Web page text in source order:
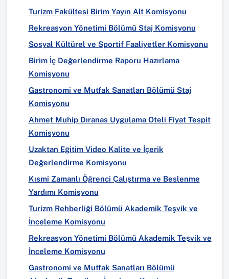
Turizm Fakültesi Birim Yayın Alt Komisyonu
Rekreasyon Yönetimi Bölümü Staj Komisyonu
Sosyal Kültürel ve Sportif Faaliyetler Komisyonu
Birim İç Değerlendirme Raporu Hazırlama
Komisyonu
Gastronomi ve Mutfak Sanatları Bölümü Staj
Komisyonu
Ahmet Muhip Dıranas Uygulama Oteli Fiyat Tespit
Komisyonu
Uzaktan Eğitim Video Kalite ve İçerik
Değerlendirme Komisyonu
Kısmi Zamanlı Öğrenci Çalıştırma ve Beslenme
Yardımı Komisyonu
Turizm Rehberliği Bölümü Akademik Teşvik ve
İnceleme Komisyonu
Rekreasyon Yönetimi Bölümü Akademik Teşvik ve
İnceleme Komisyonu
Gastronomi ve Mutfak Sanatları Bölümü